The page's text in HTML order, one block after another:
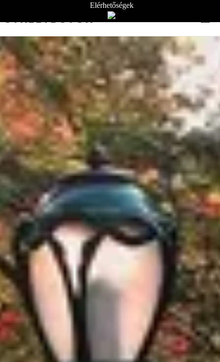
STREETBÚTOR
Elérhetőségek